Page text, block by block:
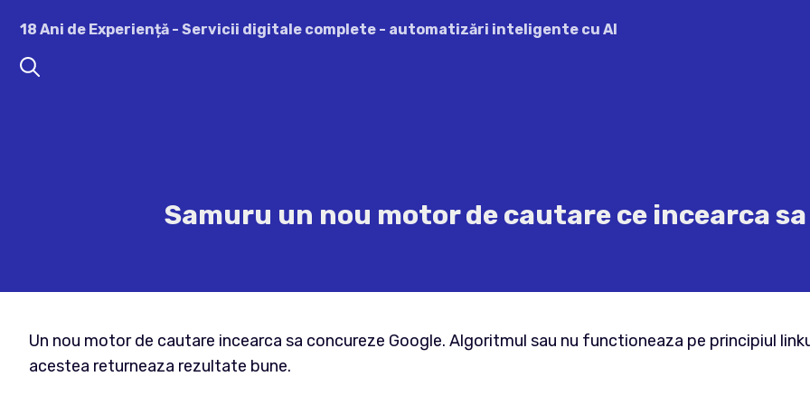
conținut
18 Ani de Experiență - Servicii digitale complete - automatizări inteligente cu AI
Samuru un nou motor de cautare ce incearca
Un nou motor de cautare incearca sa concureze Google. Algoritmul sau nu functioneaza pe principiul
acestea returneaza rezultate bune.